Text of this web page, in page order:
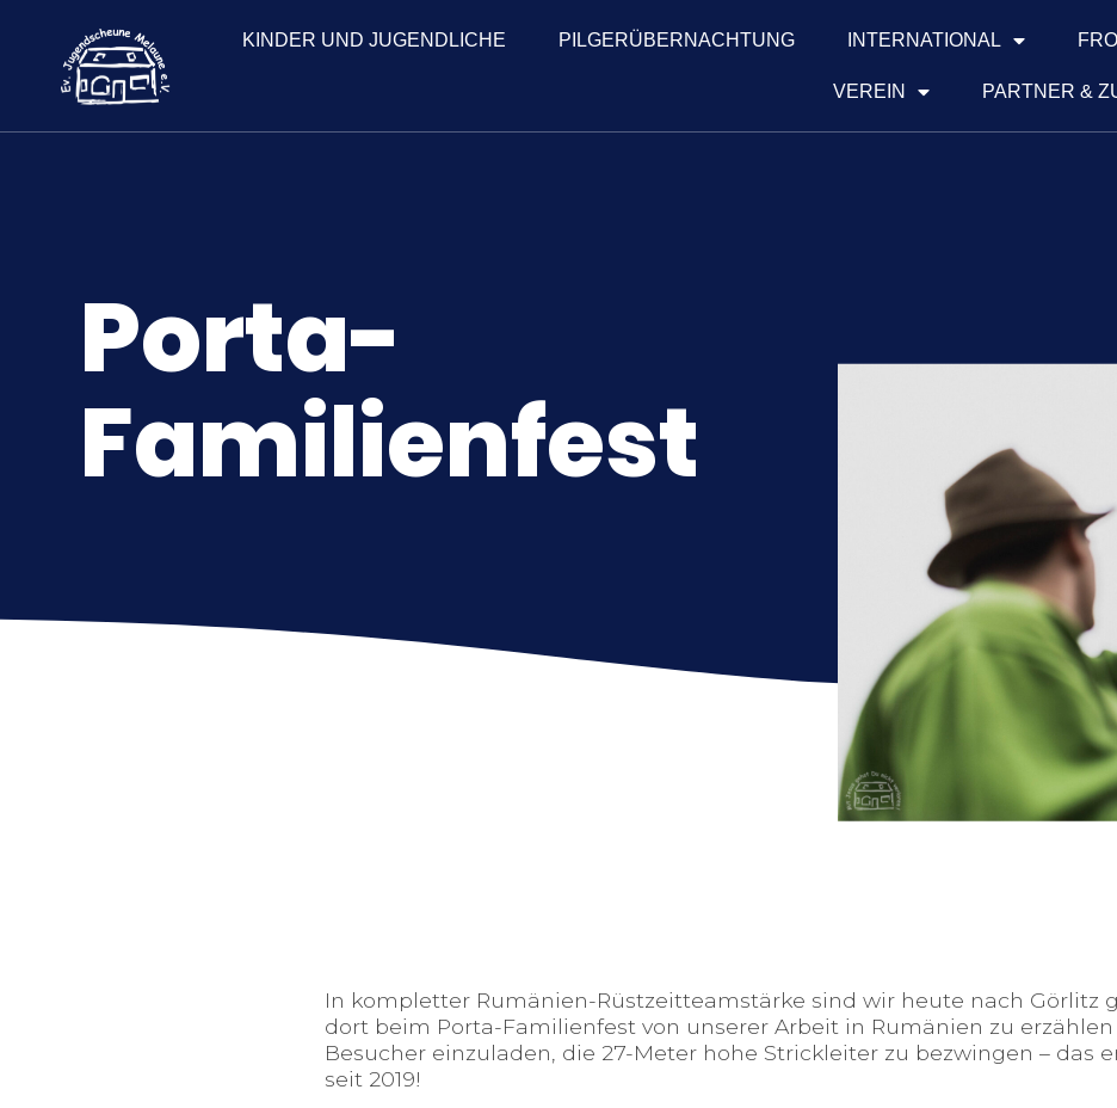
KINDER UND JUGENDLICHE PILGERÜBERNACHTUNG INTERNATIONAL
VEREIN PARTNER &
Porta-
Familienfest
In kompletter Rumänien-Rüstzeitteamstärke sind wir heute nach Görlitz
dort beim Porta-Familienfest von unserer Arbeit in Rumänien zu
Besucher einzuladen, die 27-Meter hohe Strickleiter zu bezwingen – das
seit 2019!